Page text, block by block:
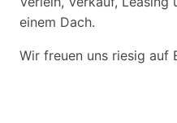
einem Dach.
Wir freuen uns riesig auf